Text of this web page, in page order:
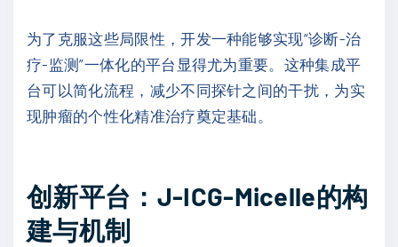
为了克服这些局限性，开发一种能够实现“诊断-治
疗-监测”一体化的平台显得尤为重要。这种集成平
台可以简化流程，减少不同探针之间的干扰，为实
现肿瘤的个性化精准治疗奠定基础。
创新平台：J-ICG-Micelle的构
建与机制